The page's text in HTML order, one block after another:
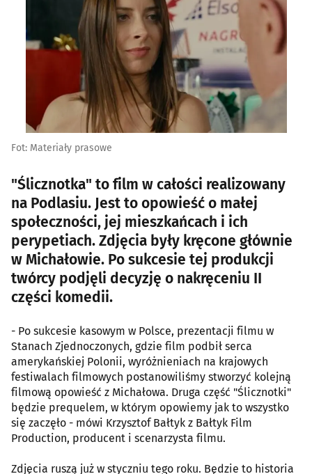
Fot: Materiały prasowe
"Ślicznotka" to film w całości realizowany
na Podlasiu. Jest to opowieść o małej
społeczności, jej mieszkańcach i ich
perypetiach. Zdjęcia były kręcone głównie
w Michałowie. Po sukcesie tej produkcji
twórcy podjęli decyzję o nakręceniu II
części komedii.
- Po sukcesie kasowym w Polsce, prezentacji filmu w
Stanach Zjednoczonych, gdzie film podbił serca
amerykańskiej Polonii, wyróżnieniach na krajowych
festiwalach filmowych postanowiliśmy stworzyć kolejną
filmową opowieść z Michałowa. Druga część "Ślicznotki"
będzie prequelem, w którym opowiemy jak to wszystko
się zaczęło - mówi Krzysztof Bałtyk z Bałtyk Film
Production, producent i scenarzysta filmu.
Zdjęcia ruszą już w styczniu tego roku. Będzie to historia